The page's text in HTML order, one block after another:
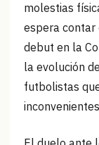
molestias
espera contar
debut en la
la evolución
futbolistas